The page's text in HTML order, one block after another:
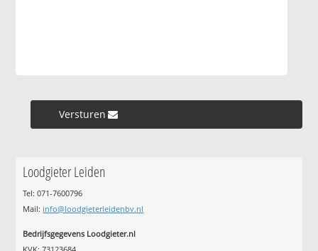
Versturen »
Loodgieter Leiden
Tel: 071-7600796
Mail: info@loodgieterleidenbv.nl
Bedrijfsgegevens Loodgieter.nl